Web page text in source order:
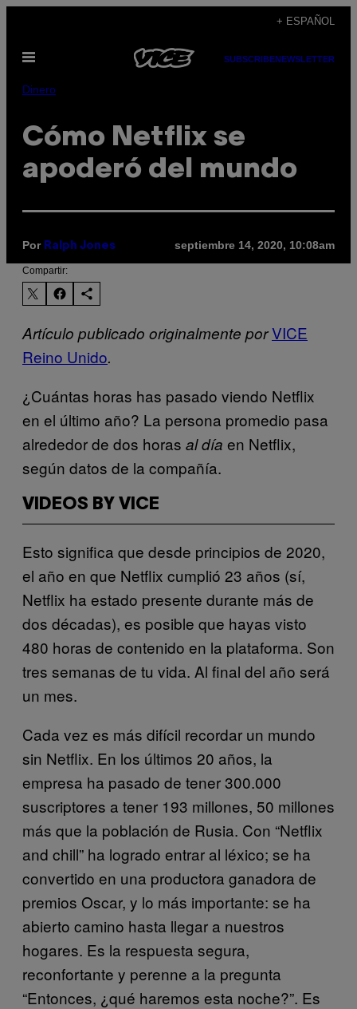
contenido
+ ESPAÑOL
Abrir
SUBSCRIBENEWSLETTER
Dinero
Cómo Netflix se
apoderó del mundo
Por Ralph Jones septiembre 14, 2020, 10:08am
Compartir:
Artículo publicado originalmente porVICE
Reino Unido.
¿Cuántas horas has pasado viendo Netflix
en el último año? La persona promedio pasa
alrededor de dos horas al día en Netflix,
según datos de la compañía.
VIDEOS BY VICE
Esto significa que desde principios de 2020,
el año en que Netflix cumplió 23 años (sí,
Netflix ha estado presente durante más de
dos décadas), es posible que hayas visto
480 horas de contenido en la plataforma. Son
tres semanas de tu vida. Al final del año será
un mes.
Cada vez es más difícil recordar un mundo
sin Netflix. En los últimos 20 años, la
empresa ha pasado de tener 300.000
suscriptores a tener 193 millones, 50 millones
más que la población de Rusia. Con “Netflix
and chill” ha logrado entrar al léxico; se ha
convertido en una productora ganadora de
premios Oscar, y lo más importante: se ha
abierto camino hasta llegar a nuestros
hogares. Es la respuesta segura,
reconfortante y perenne a la pregunta
“Entonces, ¿qué haremos esta noche?”. Es